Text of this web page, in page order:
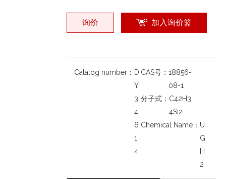
询价 加入询价篮
Catalog number： D
Y
3
4
6
1
4
CAS号：18856-
08-1
分子式： C42H3
4Si2
Chemical Name： U
G
H
2